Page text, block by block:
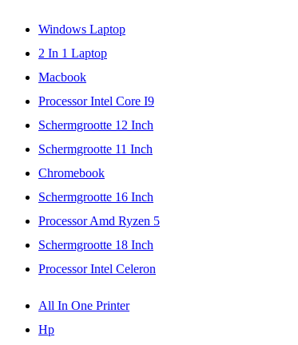
Windows Laptop
2 In 1 Laptop
Macbook
Processor Intel Core I9
Schermgrootte 12 Inch
Schermgrootte 11 Inch
Chromebook
Schermgrootte 16 Inch
Processor Amd Ryzen 5
Schermgrootte 18 Inch
Processor Intel Celeron
All In One Printer
Hp